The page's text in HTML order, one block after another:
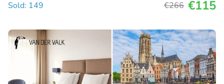
Sold: 149
€266 €115